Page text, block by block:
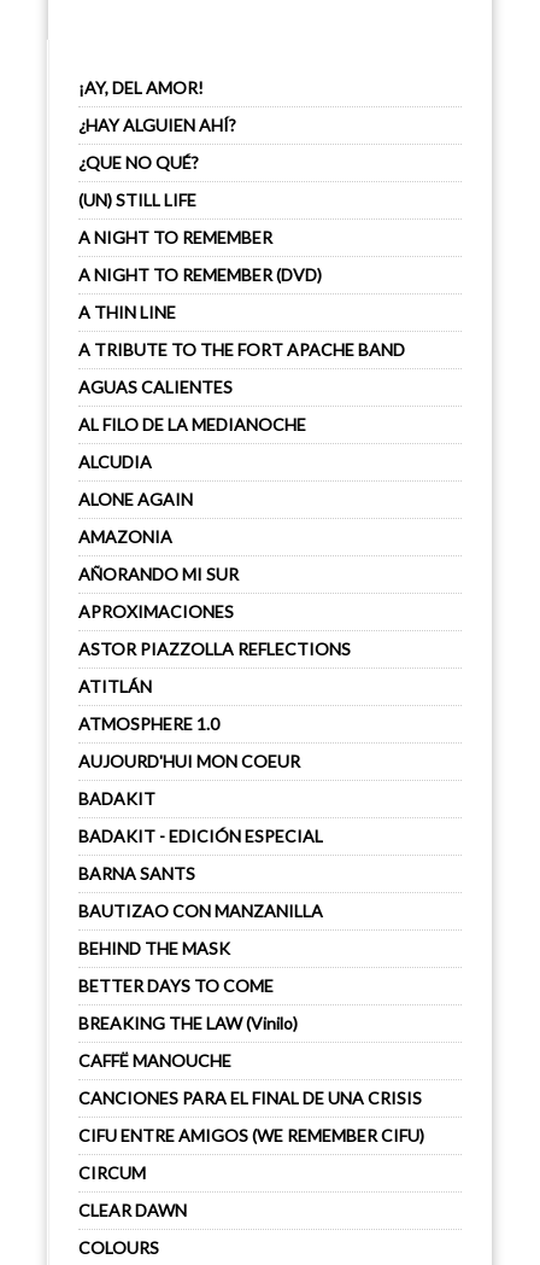
¡AY, DEL AMOR!
¿HAY ALGUIEN AHÍ?
¿QUE NO QUÉ?
(UN) STILL LIFE
A NIGHT TO REMEMBER
A NIGHT TO REMEMBER (DVD)
A THIN LINE
A TRIBUTE TO THE FORT APACHE BAND
AGUAS CALIENTES
AL FILO DE LA MEDIANOCHE
ALCUDIA
ALONE AGAIN
AMAZONIA
AÑORANDO MI SUR
APROXIMACIONES
ASTOR PIAZZOLLA REFLECTIONS
ATITLÁN
ATMOSPHERE 1.0
AUJOURD'HUI MON COEUR
BADAKIT
BADAKIT - EDICIÓN ESPECIAL
BARNA SANTS
BAUTIZAO CON MANZANILLA
BEHIND THE MASK
BETTER DAYS TO COME
BREAKING THE LAW (Vinilo)
CAFFË MANOUCHE
CANCIONES PARA EL FINAL DE UNA CRISIS
CIFU ENTRE AMIGOS (WE REMEMBER CIFU)
CIRCUM
CLEAR DAWN
COLOURS